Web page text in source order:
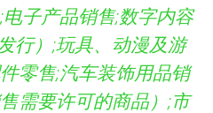
子产品销售;数字内容
行）;玩具、动漫及游
零售;汽车装饰用品销
需要许可的商品）;市